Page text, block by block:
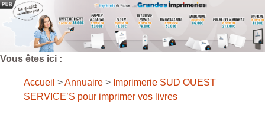
Vous êtes ici :
Accueil >Annuaire > Imprimerie SUD OUEST
SERVICE’S pour imprimer vos livres